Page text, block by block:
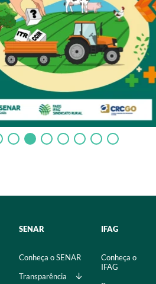
SENAR
Conheça o SENAR
Transparência
IFAG
Conheça o
IFAG